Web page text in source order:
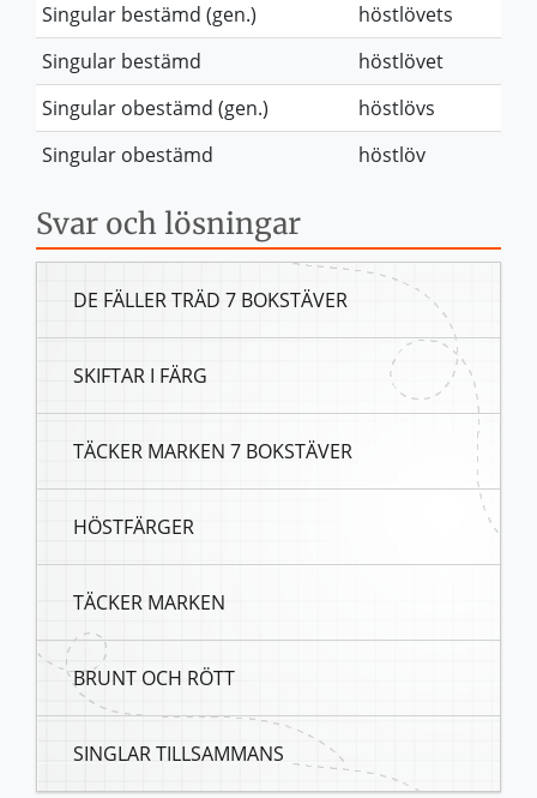
Singular bestämd (gen.)
höstlövets
Singular bestämd
höstlövet
Singular obestämd (gen.)
höstlövs
Singular obestämd
höstlöv
Svar och lösningar
DE FÄLLER TRÄD 7 BOKSTÄVER
SKIFTAR I FÄRG
TÄCKER MARKEN 7 BOKSTÄVER
HÖSTFÄRGER
TÄCKER MARKEN
BRUNT OCH RÖTT
SINGLAR TILLSAMMANS